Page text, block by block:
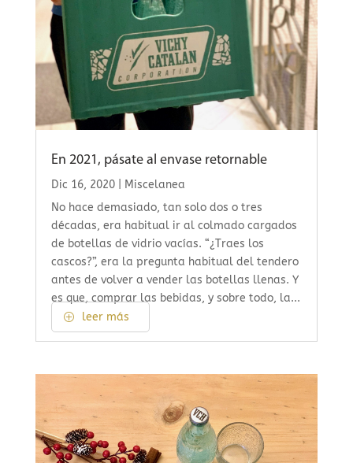
En 2021, pásate al envase retornable
Dic 16, 2020|
Miscelanea
No hace demasiado, tan solo dos o tres
décadas, era habitual ir al colmado cargados
de botellas de vidrio vacías. “¿Traes los
cascos?”, era la pregunta habitual del tendero
antes de volver a vender las botellas llenas. Y
es que, comprar las bebidas, y sobre todo, la...
leer más